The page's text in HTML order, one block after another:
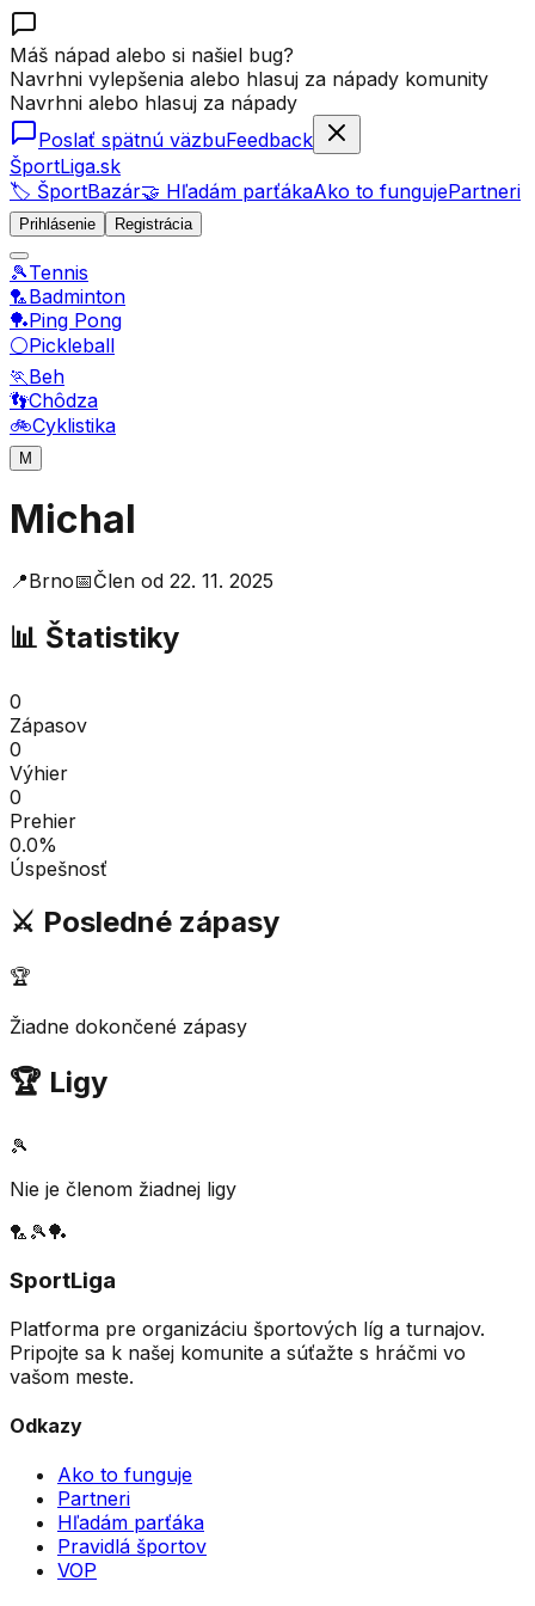
Máš nápad alebo si našiel bug?
Navrhni vylepšenia alebo hlasuj za nápady komunity
Navrhni alebo hlasuj za nápady
Poslať spätnú väzbuFeedback
ŠportLiga.sk
🏷️ ŠportBazár🤝 Hľadám parťákaAko to fungujePartneri
Prihlásenie Registrácia
🎾Tennis
🏸Badminton
🏓Ping Pong
⚪Pickleball
🏃Beh
👣Chôdza
🚲Cyklistika
M
Michal
📍Brno📅Člen od 22. 11. 2025
📊 Štatistiky
0
Zápasov
0
Výhier
0
Prehier
0.0%
Úspešnosť
⚔️ Posledné zápasy
🏆
Žiadne dokončené zápasy
🏆 Ligy
🎾
Nie je členom žiadnej ligy
🏸 🎾🏓
SportLiga
Platforma pre organizáciu športových líg a turnajov.
Pripojte sa k našej komunite a súťažte s hráčmi vo
vašom meste.
Odkazy
Ako to funguje
Partneri
Hľadám parťáka
Pravidlá športov
VOP